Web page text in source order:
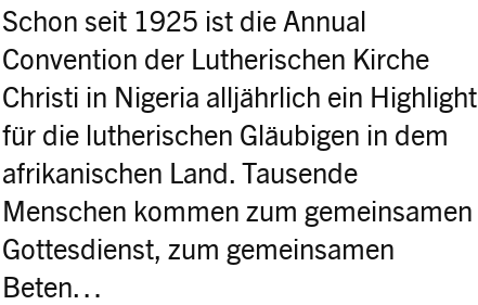
Schon seit 1925 ist die Annual
Convention der Lutherischen Kirche
Christi in Nigeria alljährlich ein Highlight
für die lutherischen Gläubigen in dem
afrikanischen Land. Tausende
Menschen kommen zum gemeinsamen
Gottesdienst, zum gemeinsamen
Beten…